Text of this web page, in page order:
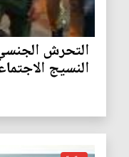
التحرش
النسيج